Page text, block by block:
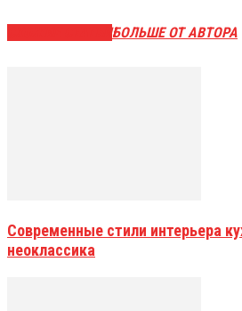
БОЛЬШЕ ОТ АВТОРА
Современные стили интерьера
неоклассика